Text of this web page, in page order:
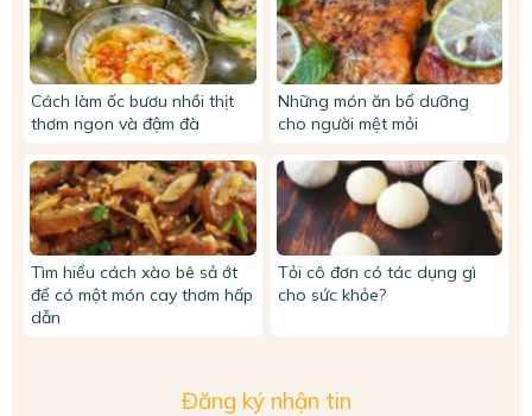
Cách làm ốc bươu nhồi thịt
thơm ngon và đậm đà
Những món ăn bổ dưỡng
cho người mệt mỏi
Tìm hiểu cách xào bê sả ớt
để có một món cay thơm hấp
dẫn
Tỏi cô đơn có tác dụng gì
cho sức khỏe?
Đăng ký nhận tin